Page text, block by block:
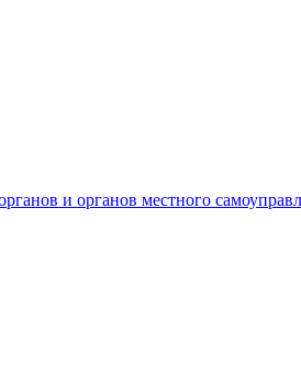
и органов местного